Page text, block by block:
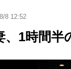
8 12:52
、1時間半